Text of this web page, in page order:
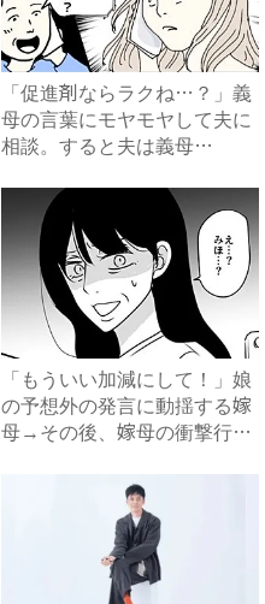
「促進剤ならラクね…？」義
母の言葉にモヤモヤして夫に
相談。すると夫は義母
「もういい加減にして！」娘
の予想外の発言に動揺する嫁
母→その後、嫁母の衝撃行動